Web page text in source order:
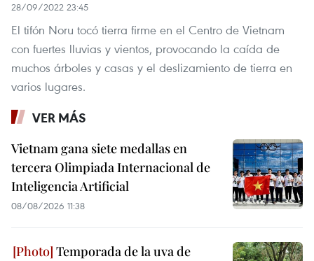
28/09/2022 23:45
El tifón Noru tocó tierra firme en el Centro de Vietnam
con fuertes lluvias y vientos, provocando la caída de
muchos árboles y casas y el deslizamiento de tierra en
varios lugares.
VER MÁS
Vietnam gana siete medallas en
tercera Olimpiada Internacional de
Inteligencia Artificial
08/08/2026 11:38
Temporada de la uva de